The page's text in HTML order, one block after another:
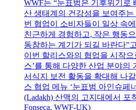
WWF는 “눈표범은 기후위기로
산 생태계의 건강성을 보여주는
번 협업이 소비자들이 일상 속
친근하게 경험하고, 작은 행동
동참하는 계기가 되길 바란다”
이번 할리스와의 협업을 시작으
스’를 통해 다양한 산업 분야의
서식지 보전 활동을 확대해 나
스 협업 메뉴 ‘눈표범 아인슈페
(Ladakh) 산맥의 고지대에서 포
Fonseca, WWF-UK)